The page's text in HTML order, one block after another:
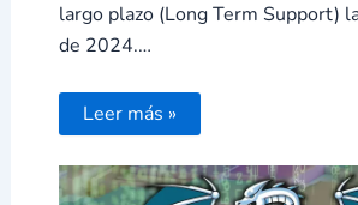
largo plazo (Long Term Support)
de 2024.…
Leer más »